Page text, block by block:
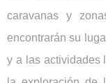
caravanas y
encontrarán su
y a las actividades